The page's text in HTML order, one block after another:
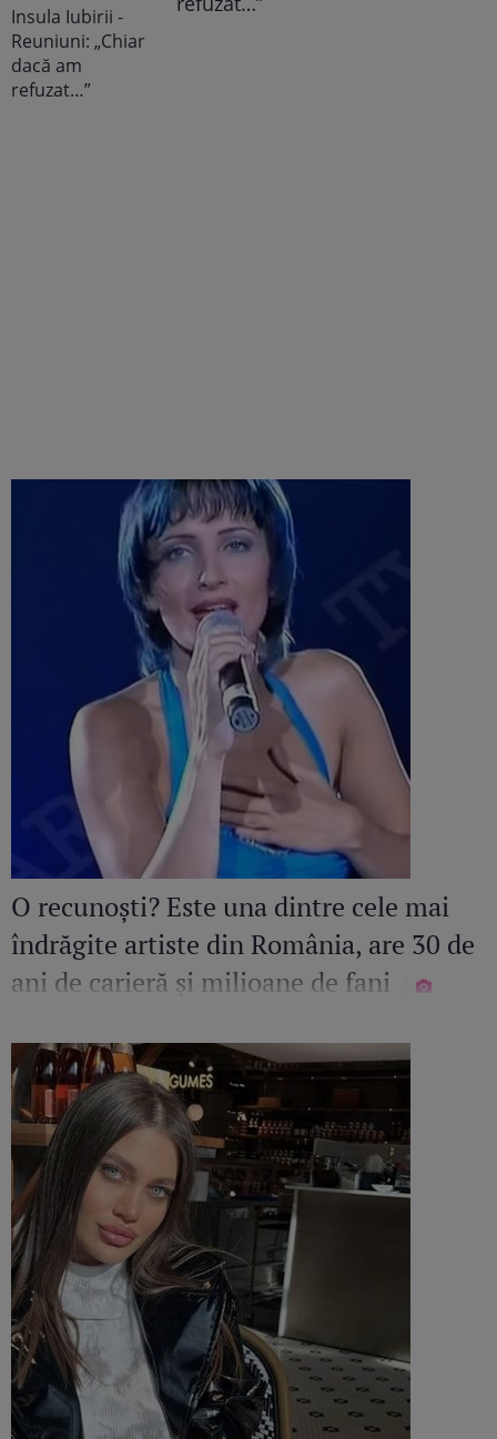
O recunoști? Este una dintre cele mai
îndrăgite artiste din România, are 30 de
ani de carieră și milioane de fani